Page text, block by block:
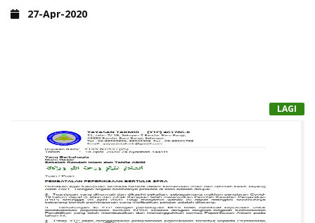
RAMAL MENGGUNAKAN BROWSER DI
BROWSER DI LAPTOP (PELAJAR)
4. PANDUAN PELAJAR MENJAWAB ASSIGNMENT
(ATTACHMENT GAMBAR) DI DALAM GOOGLE
CLASSROOM MENGGUNAKAN BROWSER DI LAPTOP /
5. PANDUAN PELAJAR MENJAWAB QUIZ ASSIGNMENT
27-Apr-2020
LAGI